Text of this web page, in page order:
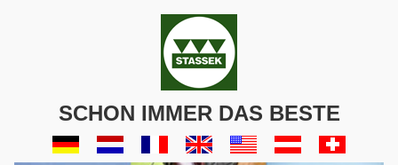
SCHON IMMER DAS BESTE